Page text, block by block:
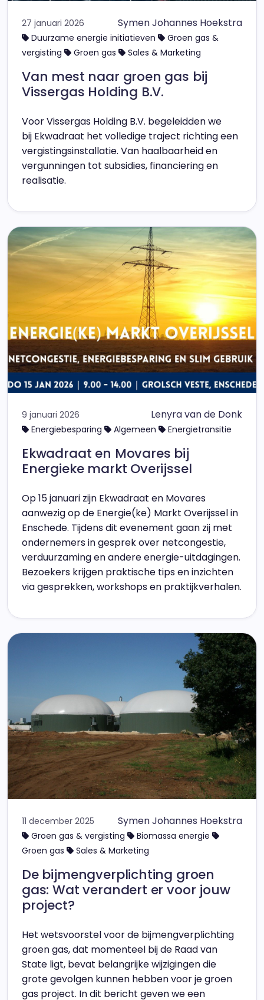
27 januari 2026 Symen Johannes Hoekstra
Duurzame energie initiatieven
Groen gas &
vergisting
Groen gas Sales & Marketing
Van mest naar groen gas bij
Vissergas Holding B.V.
Voor Vissergas Holding B.V. begeleidden we
bij Ekwadraat het volledige traject richting een
vergistingsinstallatie. Van haalbaarheid en
vergunningen tot subsidies, financiering en
realisatie.
9 januari 2026 Lenyra van de Donk
Energiebesparing Algemeen Energietransitie
Ekwadraat en Movares bij
Energieke markt Overijssel
Op 15 januari zijn Ekwadraat en Movares
aanwezig op de Energie(ke) Markt Overijssel in
Enschede. Tijdens dit evenement gaan zij met
ondernemers in gesprek over netcongestie,
verduurzaming en andere energie-uitdagingen.
Bezoekers krijgen praktische tips en inzichten
via gesprekken, workshops en praktijkverhalen.
11 december 2025 Symen Johannes Hoekstra
Groen gas & vergisting
Biomassa energie
Groen gas
Sales & Marketing
De bijmengverplichting groen
gas: Wat verandert er voor jouw
project?
Het wetsvoorstel voor de bijmengverplichting
groen gas, dat momenteel bij de Raad van
State ligt, bevat belangrijke wijzigingen die
grote gevolgen kunnen hebben voor je groen
gas project. In dit bericht geven we een